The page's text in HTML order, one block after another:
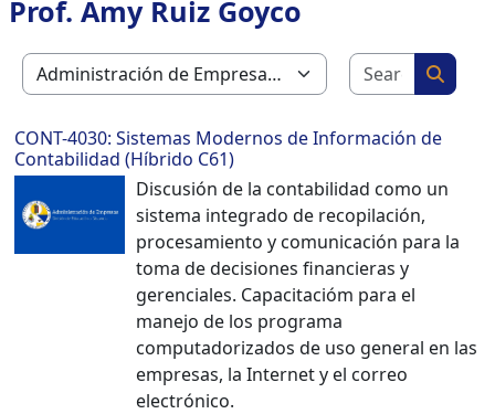
reader.
start
the
All
One
Accessibility
screen
reader,
Prof. Amy Ruiz Goyco
Course categories
Search
CONT-4030: Sistemas Modernos de Información de
Contabilidad (Híbrido C61)
Discusión de la contabilidad como un
sistema integrado de recopilación,
procesamiento y comunicación para la
toma de decisiones financieras y
gerenciales. Capacitacióm para el
manejo de los programa
computadorizados de uso general en las
empresas, la Internet y el correo
electrónico.